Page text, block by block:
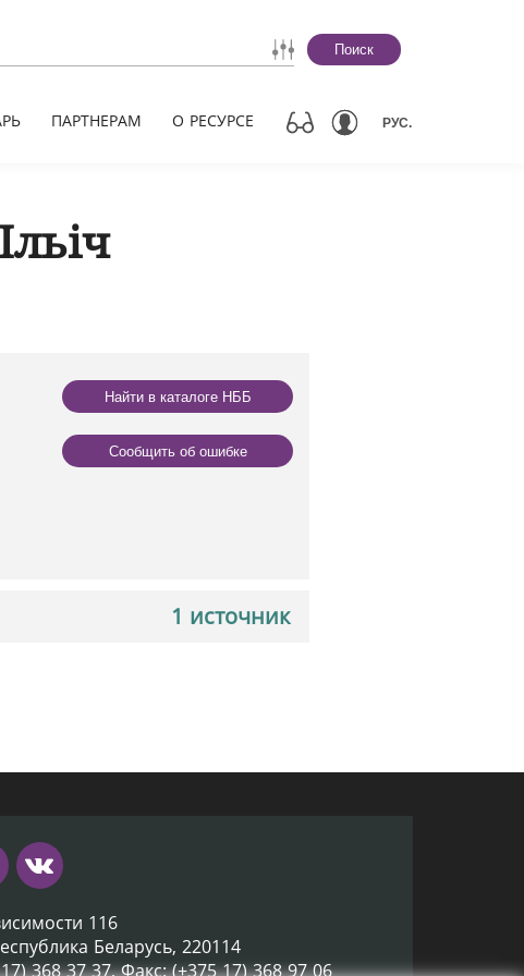
Поиск
ПАРТНЕРАМ О РЕСУРСЕ РУС.
Найти в каталоге НББ
Сообщить об ошибке
1 источник
116
Беларусь, 220114
368 37 37, Факс: (+375 17) 368 97 06